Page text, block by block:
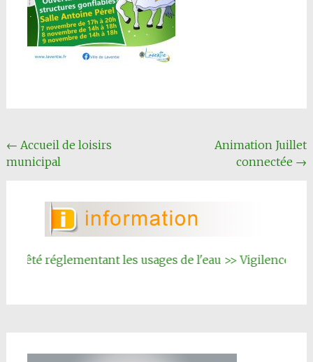
Navigation
Article
← Accueil de loisirs
municipal
Animation Juillet
connectée →
réglementant les usages de l'eau >> Vigilence